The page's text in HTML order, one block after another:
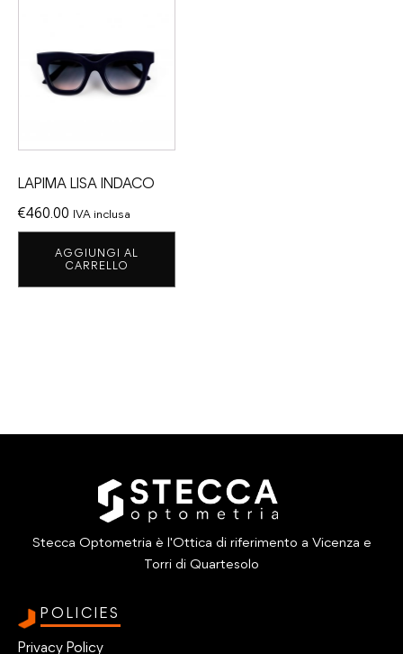
LAPIMA LISA INDACO
€460.00 IVA inclusa
AGGIUNGI AL
CARRELLO
Stecca Optometria è l'Ottica di riferimento a Vicenza e
Torri di Quartesolo
POLICIES
Privacy Policy